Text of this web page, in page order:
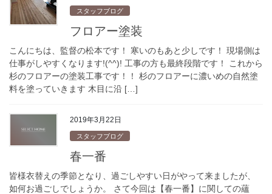
スタッフブログ
フロアー塗装
こんにちは、監督の松本です！ 寒いのもあと少しです！ 現場側は
仕事がしやすくなります!(^^)! 工事の方も最終段階です！ これから
杉のフロアーの塗装工事です！！ 杉のフロアーに濃いめの自然塗
料を塗っていきます 木目に沿 […]
2019年3月22日
スタッフブログ
春一番
皆様衣替えの季節となり、過ごしやすい日がやって来ましたが、
如何お過ごしでしょうか。 さて今回は【春一番】に関しての蘊